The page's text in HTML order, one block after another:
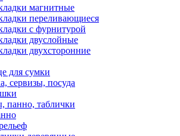
магнитные
переливающиеся
с фурнитурой
двуслойные
двухсторонние
для сумки
сервизы, посуда
панно, таблички